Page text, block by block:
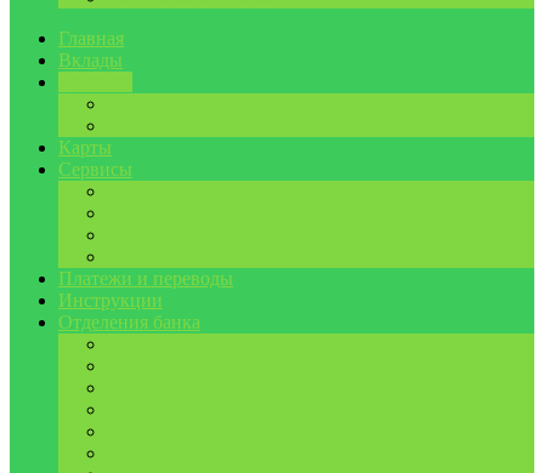
Главная
Вклады
Карты
Сервисы
Платежи и переводы
Инструкции
Отделения банка